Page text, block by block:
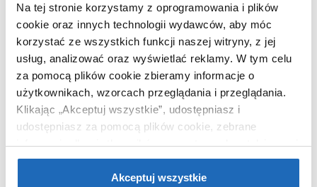
Na tej stronie korzystamy z oprogramowania i plików
cookie oraz innych technologii wydawców, aby móc
korzystać ze wszystkich funkcji naszej witryny, z jej
usług, analizować oraz wyświetlać reklamy. W tym celu
za pomocą plików cookie zbieramy informacje o
użytkownikach, wzorcach przeglądania i przeglądania.
Klikając „Akceptuj wszystkie”, udostępniasz i
udostępniasz za pomocą plików cookie, zebrane
informacje dla użytkowników zewnętrznych, a także nasi
partnerzy reklamowi.Jeśli chcesz, włącz „Tylko
wymagane pliki cookie”.Pamiętaj jednak, że
Akceptuj wszystkie
Długość
100 cm
Kolor
stal
Kod EAN
4002626517760
Wymiary z
opakowaniem
25 x 10 x 100
cm
Waga z opakowaniem
0,20 kg
Dane producenta
Zobacz